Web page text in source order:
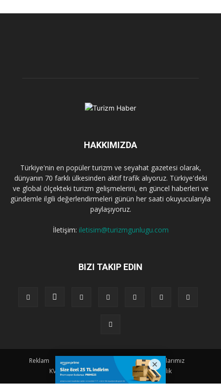
HAKKIMIZDA
Türkiye'nin en popüler turizm ve seyahat gazetesi olarak,
dünyanın 70 farklı ülkesinden aktif trafik alıyoruz. Türkiye'deki
ve global ölçekteki turizm gelişmelerini, en güncel haberleri ve
gündemle ilgili değerlendirmeleri günün her saati okuyucularıyla
paylaşıyoruz.
İletişim: iletisim@turizmgunlugu.com
BIZI TAKIP EDIN
Reklam Künye Hakkımızda Iletişim
Yazarlarımız
KVKK Aydınlatma Metni
Kullanım ve Gizlilik